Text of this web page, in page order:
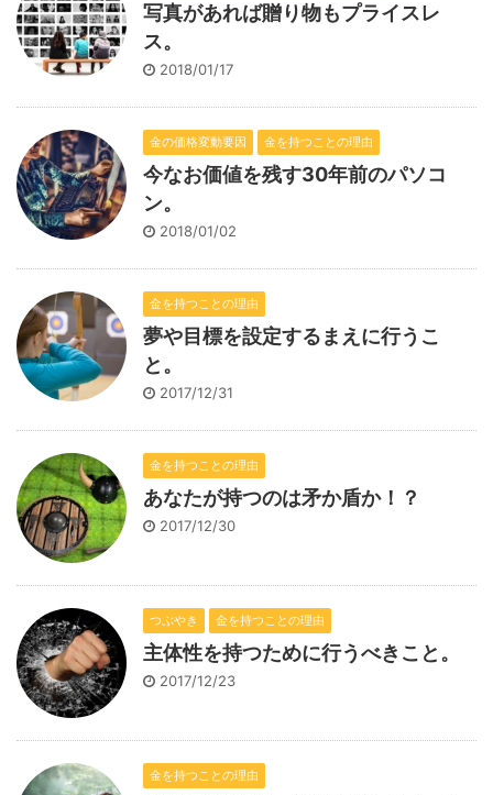
写真があれば贈り物もプライスレ
ス。
2018/01/17
金の価格変動要因 金を持つことの理由
今なお価値を残す30年前のパソコ
ン。
2018/01/02
金を持つことの理由
夢や目標を設定するまえに行うこ
と。
2017/12/31
金を持つことの理由
あなたが持つのは矛か盾か！？
2017/12/30
つぶやき 金を持つことの理由
主体性を持つために行うべきこと。
2017/12/23
金を持つことの理由